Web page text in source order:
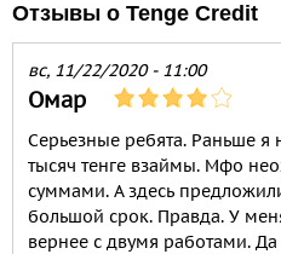
Отзывы о Tenge Credit
вс, 11/22/2020 - 11:00
Омар
Серьезные ребята. Раньше я
тысяч тенге взаймы. Мфо
суммами. А здесь
большой срок. Правда. У
вернее с двумя работами.